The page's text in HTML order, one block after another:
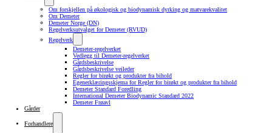
Om forskjellen på økologisk og biodynamisk dyrking og matvarekvalitet
Om Demeter
Demeter Norge (DN)
Regelverksutvalget for Demeter (RVUD)
Regelverk
Demeter-regelverket
Vedlegg til Demeter-regelverket
Gårdsbeskrivelse
Gårdsbeskrivelse veileder
Regler for birøkt og produkter fra bihold
Egenerklæringsskjema for Regler for birøkt og produkter fra bihold
Demeter Standard Foredling
International Demeter Biodynamic Standard 2022
Demeter Frøavl
Gårder
Forhandlere